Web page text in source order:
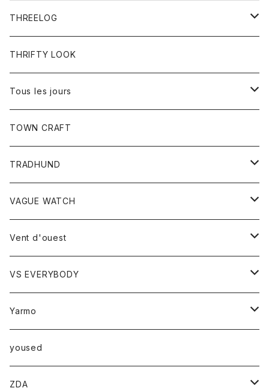
ワンピース
コート
Tシャツ
THREELOG
トップス
Tシャツ
THRIFTY LOOK
Tous les jours
トップス
レディース
カットソー
TOWN CRAFT
TRADHUND
セーター
ベスト
VAGUE WATCH
時計
Vent d'ouest
ボトム
スカート
トップス
ベスト
VS EVERYBODY
トップス
Ｔシャツ
Yarmo
アウター
コート
小物
yoused
ZDA